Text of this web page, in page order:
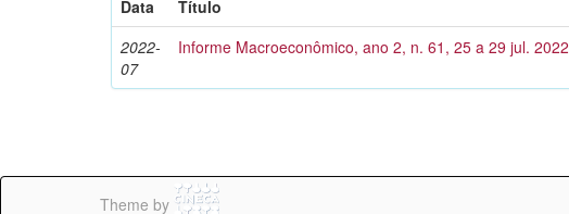
Data
Título
2022-
07
Informe Macroeconômico, ano 2, n. 61, 25 a 29 jul. 2022
Theme by